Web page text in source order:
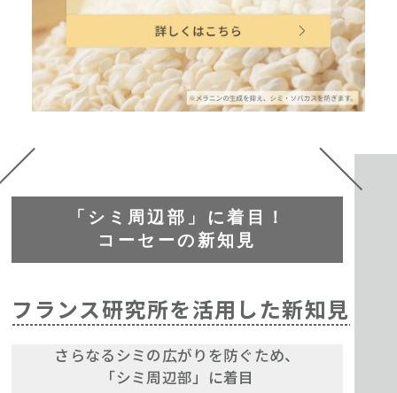
「シミ周辺部」に着目！
コーセーの新知見
フランス研究所を活用した新知見
さらなるシミの広がりを防ぐため、
「シミ周辺部」に着目